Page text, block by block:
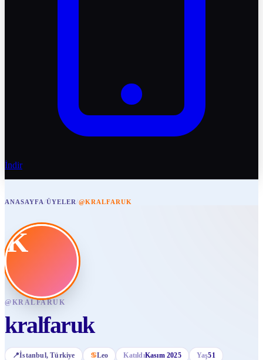
İndir
ANASAYFA/ÜYELER/@KRALFARUK
K
@KRALFARUK
kralfaruk
📍İstanbul, Türkiye ♋Leo KatıldıKasım 2025 Yaş51